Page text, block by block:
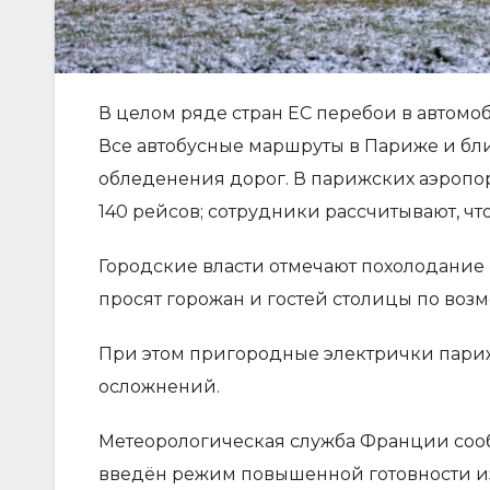
В целом ряде стран ЕС перебои в
Все автобусные маршруты в Париже и
обледенения дорог. В парижских
140 рейсов; сотрудники рассчитывают,
Городские власти отмечают
просят горожан и гостей столицы по
При этом пригородные электрички
осложнений.
Метеорологическая служба Франции
введён режим повышенной готовности